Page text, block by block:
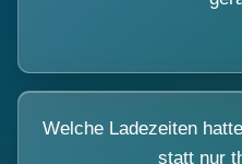
Welche Ladezeiten
statt nur